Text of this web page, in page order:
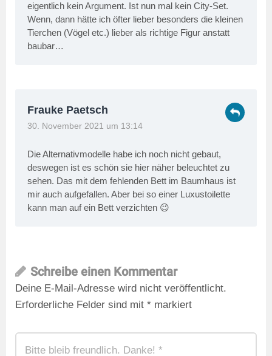
eigentlich kein Argument. Ist nun mal kein City-Set.
Wenn, dann hätte ich öfter lieber besonders die kleinen
Tierchen (Vögel etc.) lieber als richtige Figur anstatt
baubar…
Frauke Paetsch
30. November 2021 um 13:14
Die Alternativmodelle habe ich noch nicht gebaut,
deswegen ist es schön sie hier näher beleuchtet zu
sehen. Das mit dem fehlenden Bett im Baumhaus ist
mir auch aufgefallen. Aber bei so einer Luxustoilette
kann man auf ein Bett verzichten 😉
Schreibe einen Kommentar
Deine E-Mail-Adresse wird nicht veröffentlicht.
Erforderliche Felder sind mit * markiert